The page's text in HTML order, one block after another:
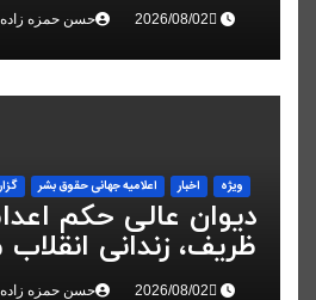
حسن حمزه
ویژه اخبار اعلاميه جهانی حقوق بشر
دیوان عالی حکم
ظریف، زندانی انقلاب
کرد حسن حمزه